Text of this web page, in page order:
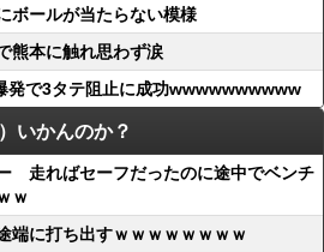
ボールが当たらない模様
熊本に触れ思わず涙
発で3タテ阻止に成功wwwwwwwwww
いかんのか？
走ればセーフだったのに途中でベンチ
ｗ
端に打ち出すｗｗｗｗｗｗｗｗ